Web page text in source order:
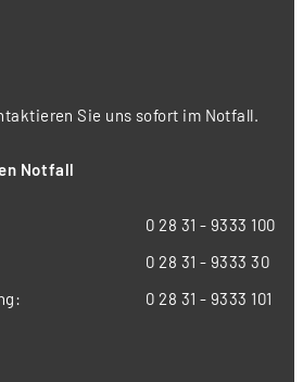
Sie uns sofort im Notfall.
Notfall
0 28 31 - 9333 100
0 28 31 - 9333 30
0 28 31 - 9333 101